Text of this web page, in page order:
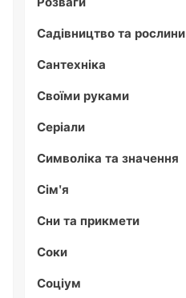
Садівництво та рослини
Сантехніка
Своїми руками
Серіали
Символіка та значення
Сім'я
Сни та прикмети
Соки
Соціум